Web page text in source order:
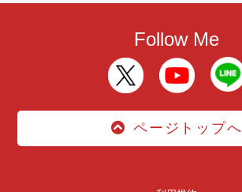
Follow Me
ページトップへ